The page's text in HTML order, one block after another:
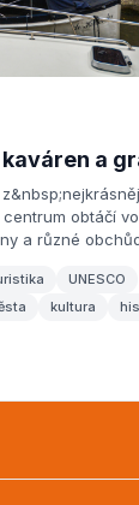
a
obtáčí
a různé
UNESCO
kultura